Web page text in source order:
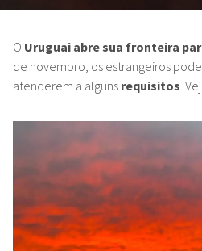
O Uruguai abre sua fronteira
de novembro, os estrangeiros
atenderem a alguns requisitos.